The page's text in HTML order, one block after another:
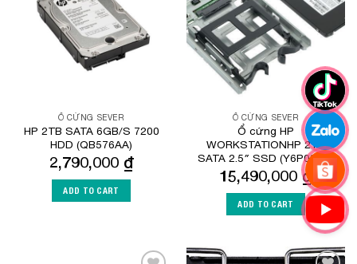
Ổ CỨNG SEVER
HP 2TB SATA 6GB/S 7200
HDD (QB576AA)
2,790,000 ₫
ADD TO CART
Ổ CỨNG SEVER
Ổ cứng HP
WORKSTATIONHP 2TB
SATA 2.5″ SSD (Y6P08AA)
15,490,000₫
ADD TO CART